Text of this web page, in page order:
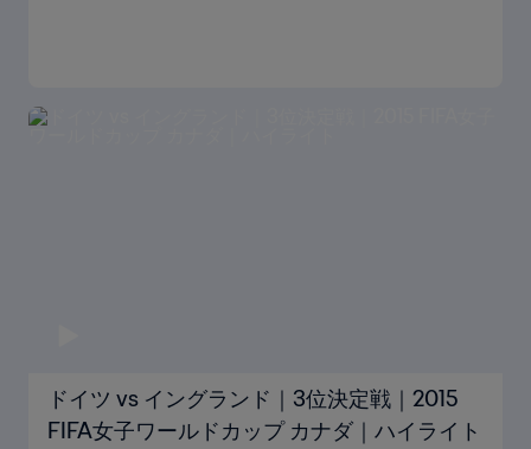
ドイツ vs イングランド｜3位決定戦｜2015
FIFA女子ワールドカップ カナダ｜ハイライト